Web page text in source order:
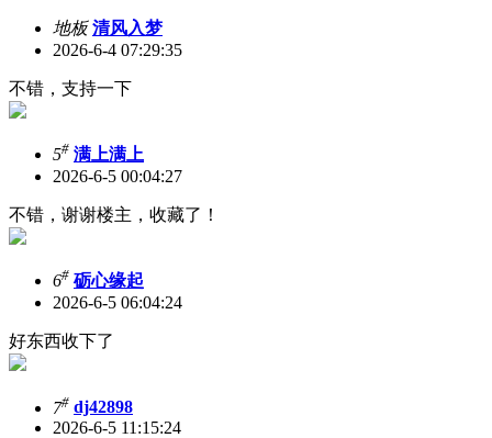
地板 清风入梦
2026-6-4 07:29:35
不错，支持一下
5# 满上满上
2026-6-5 00:04:27
不错，谢谢楼主，收藏了！
6# 砺心缘起
2026-6-5 06:04:24
好东西收下了
7# dj42898
2026-6-5 11:15:24